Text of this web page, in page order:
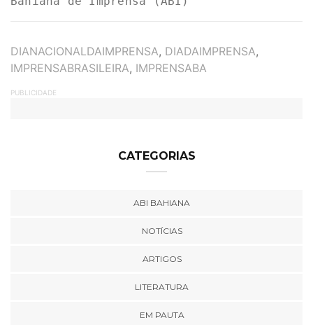
TAGS
DIANACIONALDAIMPRENSA, DIADAIMPRENSA,
IMPRENSABRASILEIRA, IMPRENSABA
PUBLICIDADE
CATEGORIAS
ABI BAHIANA
NOTÍCIAS
ARTIGOS
LITERATURA
EM PAUTA